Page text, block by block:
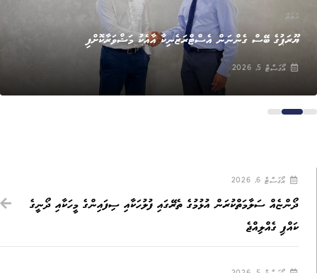
ޚަބަރު
ޔޫރަޕުގެ ބޭސް ގެންނަން އެސްޓްރަޒެނިކާ އާއެކު މަޝްވަރާކޮށްފި
އޯގަސްޓް 5, 2026
އޯގަސްޓް 6, 2026
ދޯންޏެއް ސަލާމަތްކުރަން އުޅުމުގެ ތެރޭގައި ފުލުހަކާއި ސިފައިންގެ މީހަކާއި ދޯނީގެ
ކައްޕި ގެއްލިއްޖެ